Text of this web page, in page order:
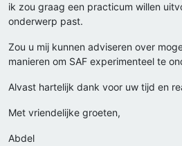
ik zou graag een practicum willen
onderwerp past.
Zou u mij kunnen adviseren over
manieren om SAF experimenteel te
Alvast hartelijk dank voor uw tijd en
Met vriendelijke groeten,
Abdel